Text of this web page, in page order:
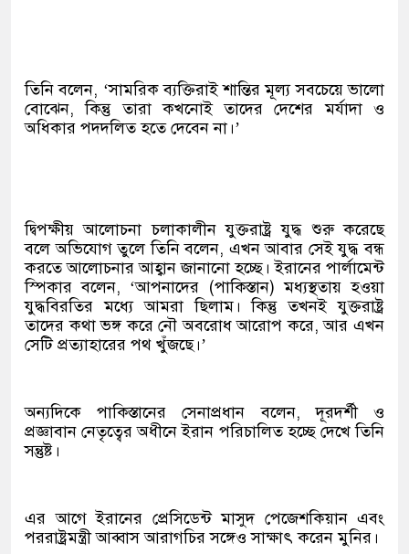
তিনি বলেন, ‘সামরিক ব্যক্তিরাই শান্তির মূল্য সবচেয়ে ভালো
বোঝেন, কিন্তু তারা কখনোই তাদের দেশের মর্যাদা ও
অধিকার পদদলিত হতে দেবেন না।’
দ্বিপক্ষীয় আলোচনা চলাকালীন যুক্তরাষ্ট্র যুদ্ধ শুরু করেছে
বলে অভিযোগ তুলে তিনি বলেন, এখন আবার সেই যুদ্ধ বন্ধ
করতে আলোচনার আহ্বান জানানো হচ্ছে। ইরানের পার্লামেন্ট
স্পিকার বলেন, ‘আপনাদের (পাকিস্তান) মধ্যস্থতায় হওয়া
যুদ্ধবিরতির মধ্যে আমরা ছিলাম। কিন্তু তখনই যুক্তরাষ্ট্র
তাদের কথা ভঙ্গ করে নৌ অবরোধ আরোপ করে, আর এখন
সেটি প্রত্যাহারের পথ খুঁজছে।’
অন্যদিকে পাকিস্তানের সেনাপ্রধান বলেন, দূরদর্শী ও
প্রজ্ঞাবান নেতৃত্বের অধীনে ইরান পরিচালিত হচ্ছে দেখে তিনি
সন্তুষ্ট।
এর আগে ইরানের প্রেসিডেন্ট মাসুদ পেজেশকিয়ান এবং
পররাষ্ট্রমন্ত্রী আব্বাস আরাগচির সঙ্গেও সাক্ষাৎ করেন মুনির।